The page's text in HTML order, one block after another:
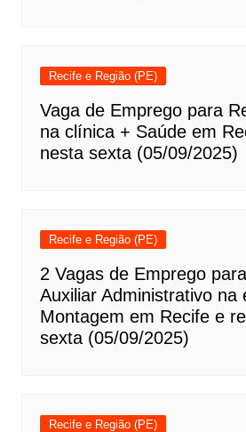
Recife e Região (PE)
Vaga de Emprego para
na clínica + Saúde em
nesta sexta (05/09/2025)
Recife e Região (PE)
2 Vagas de Emprego
Auxiliar Administrativo na
Montagem em Recife e
sexta (05/09/2025)
Recife e Região (PE)